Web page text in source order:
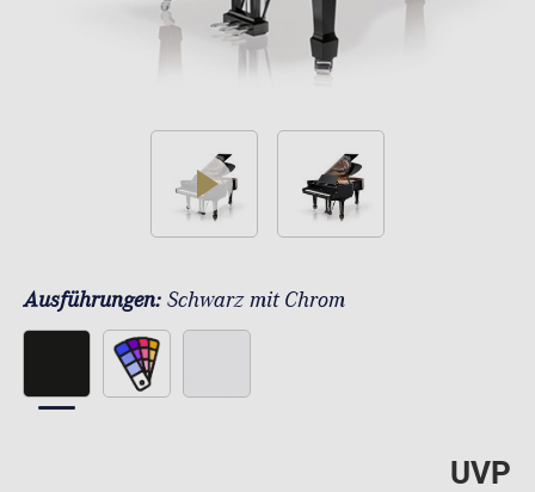
play
Ausführungen: Schwarz mit Chrom
UVP